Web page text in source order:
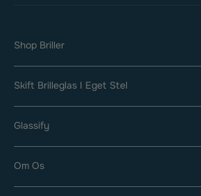
Shop Briller
Skift Brilleglas I Eget Stel
Glassify
Om Os